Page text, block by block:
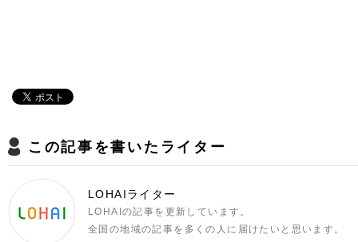
この記事を書いたライター
LOHAIライター
LOHAIの記事を更新しています。
全国の地域の記事を多くの人に届けたいと思います。